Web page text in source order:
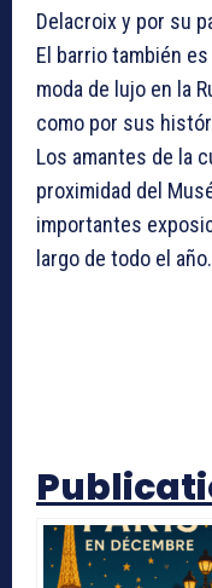
Delacroix y por su
El barrio también
moda de lujo en la
como por sus
Los amantes de la
proximidad del
importantes
largo de todo el año.